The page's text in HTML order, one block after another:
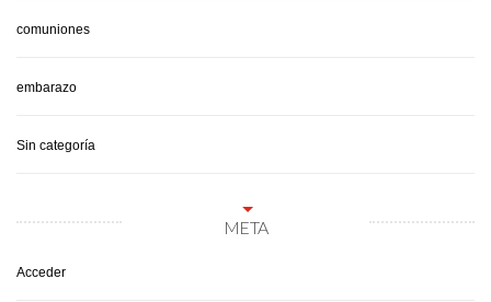
comuniones
embarazo
Sin categoría
META
Acceder